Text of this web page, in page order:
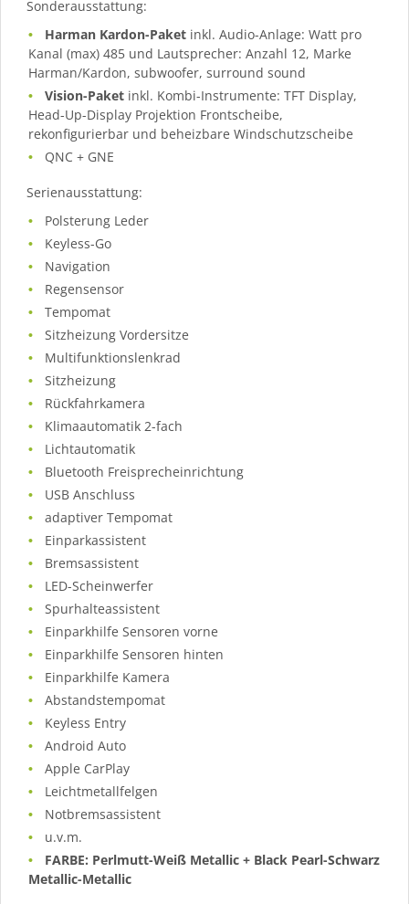
Sonderausstattung:
Harman Kardon-Paket inkl. Audio-Anlage: Watt pro
Kanal (max) 485 und Lautsprecher: Anzahl 12, Marke
Harman/Kardon, subwoofer, surround sound
Vision-Paket inkl. Kombi-Instrumente: TFT Display,
Head-Up-Display Projektion Frontscheibe,
rekonfigurierbar und beheizbare Windschutzscheibe
QNC + GNE
Serienausstattung:
Polsterung Leder
Keyless-Go
Navigation
Regensensor
Tempomat
Sitzheizung Vordersitze
Multifunktionslenkrad
Sitzheizung
Rückfahrkamera
Klimaautomatik 2-fach
Lichtautomatik
Bluetooth Freisprecheinrichtung
USB Anschluss
adaptiver Tempomat
Einparkassistent
Bremsassistent
LED-Scheinwerfer
Spurhalteassistent
Einparkhilfe Sensoren vorne
Einparkhilfe Sensoren hinten
Einparkhilfe Kamera
Abstandstempomat
Keyless Entry
Android Auto
Apple CarPlay
Leichtmetallfelgen
Notbremsassistent
u.v.m.
FARBE: Perlmutt-Weiß Metallic + Black Pearl-Schwarz
Metallic-Metallic